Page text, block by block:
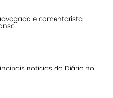
e comentarista
notícias do Diário no